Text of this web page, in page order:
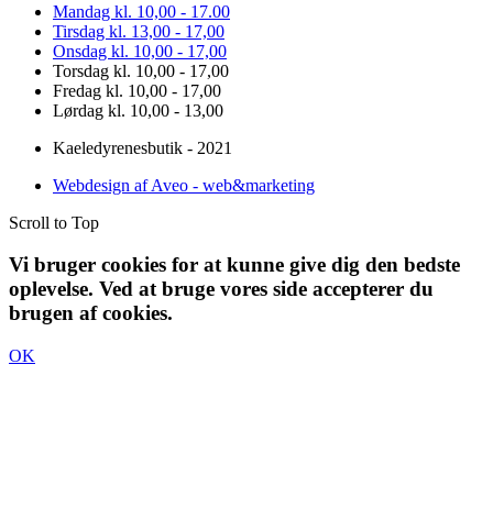
Mandag kl. 10,00 - 17.00
Tirsdag kl. 13,00 - 17,00
Onsdag kl. 10,00 - 17,00
Torsdag kl. 10,00 - 17,00
Fredag kl. 10,00 - 17,00
Lørdag kl. 10,00 - 13,00
Kaeledyrenesbutik - 2021
Webdesign af Aveo - web&marketing
Scroll to Top
Vi bruger cookies for at kunne give dig den bedste
oplevelse. Ved at bruge vores side accepterer du
brugen af cookies.
OK